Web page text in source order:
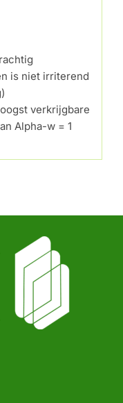
is niet irriterend
verkrijgbare
Alpha-w = 1